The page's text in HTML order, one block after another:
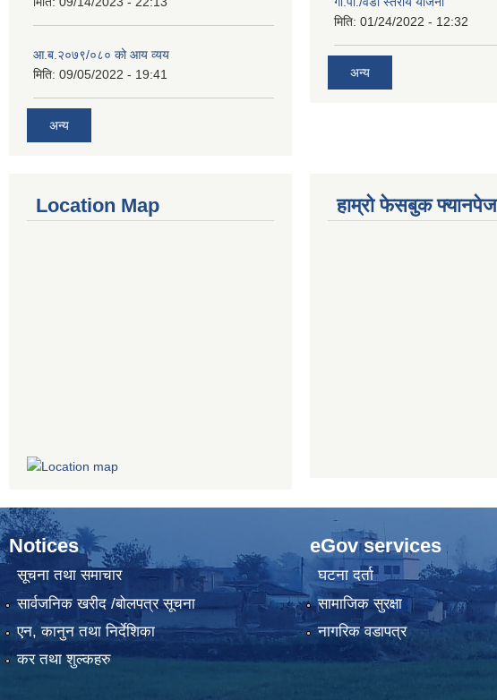
आ.ब.२०७९/०८० को आय व्यय
मिति: 09/05/2022 - 19:41
अन्य
मिति: 01/24/2022 - 12:32
अन्य
Location Map हाम्रो फेसबुक फ्यानपेज
Notices
सूचना तथा समाचार
सार्वजनिक खरीद /बोलपत्र सूचना
एन, कानुन तथा निर्देशिका
कर तथा शुल्कहरु
eGov services
घटना दर्ता
सामाजिक सुरक्षा
नागरिक वडापत्र